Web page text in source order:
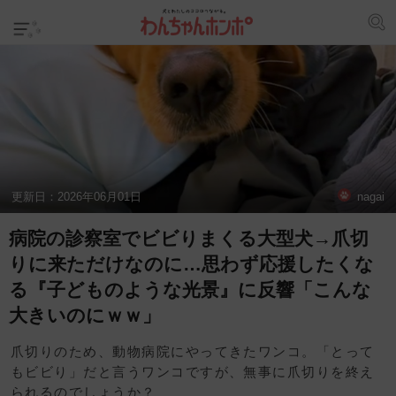
更新日： 2026年06月01日 nagai
病院の診察室でビビりまくる大型犬→爪切
りに来ただけなのに…思わず応援したくな
る『子どものような光景』に反響「こんな
大きいのにｗｗ」
爪切りのため、動物病院にやってきたワンコ。「とって
もビビり」だと言うワンコですが、無事に爪切りを終え
られるのでしょうか？